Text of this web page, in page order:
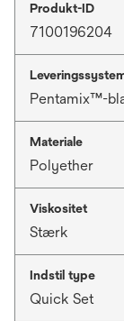
Produkt-ID
7100196204
Pentamix™-
Materiale
Polyether
Viskositet
Stærk
Indstil type
Quick Set